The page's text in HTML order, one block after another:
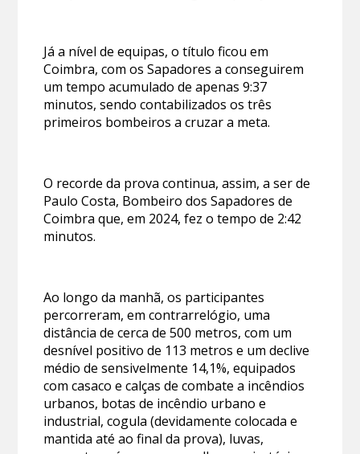
Já a nível de equipas, o título ficou em
Coimbra, com os Sapadores a conseguirem
um tempo acumulado de apenas 9:37
minutos, sendo contabilizados os três
primeiros bombeiros a cruzar a meta.
O recorde da prova continua, assim, a ser de
Paulo Costa, Bombeiro dos Sapadores de
Coimbra que, em 2024, fez o tempo de 2:42
minutos.
Ao longo da manhã, os participantes
percorreram, em contrarrelógio, uma
distância de cerca de 500 metros, com um
desnível positivo de 113 metros e um declive
médio de sensivelmente 14,1%, equipados
com casaco e calças de combate a incêndios
urbanos, botas de incêndio urbano e
industrial, cogula (devidamente colocada e
mantida até ao final da prova), luvas,